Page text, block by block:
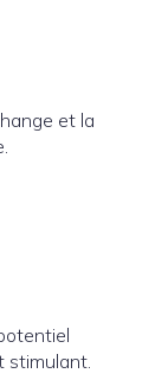
et la
stimulant.